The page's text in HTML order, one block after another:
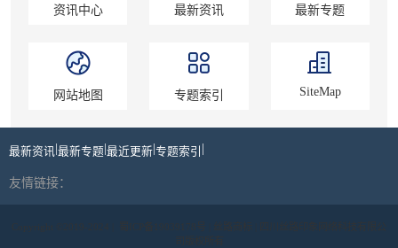
资讯中心 最新资讯 最新专题
网站地图 专题索引 SiteMap
最新资讯 最新专题 最近更新 专题索引
友情链接：